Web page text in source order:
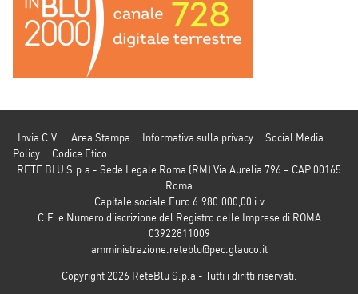
Invia C.V. Area Stampa Informativa sulla privacy
Social Media
Policy
Codice Etico
RETE BLU S.p.a - Sede Legale Roma (RM) Via Aurelia 796 – CAP 00165
Roma
Capitale sociale Euro 6.980.000,00 i.v
C.F. e Numero d’iscrizione del Registro delle Imprese di ROMA
03922811009
amministrazione.reteblu@pec.glauco.it
Copyright 2026 ReteBlu S.p.a - Tutti i diritti riservati.